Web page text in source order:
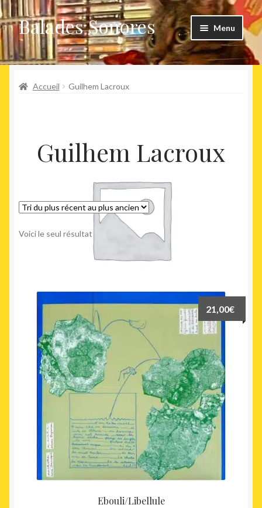
Aller
à
la
navigation
Aller
au
contenu
Balades Sonores Menu
Boutique
Nouveaux arrivages
Agenda
Accueil Guilhem Lacroux
Guilhem Lacroux
Voici le seul résultat
Ebouli/Libellule
21,00€